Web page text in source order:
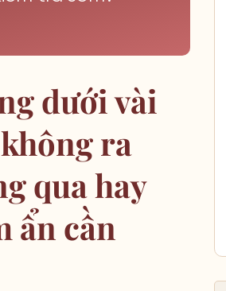
dưới vài
ra
qua hay
ẩn cần